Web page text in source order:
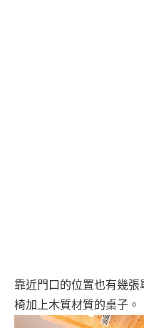
靠近門口的位置也有幾
椅加上木質材質的桌子。